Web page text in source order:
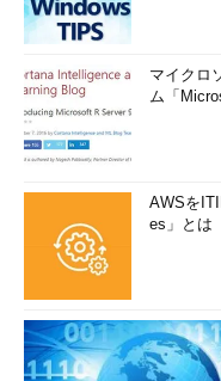
マイクロ
ム「
AWSを
es」とは